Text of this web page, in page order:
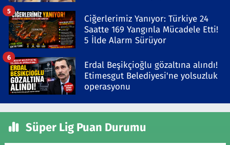
Ciğerlerimiz Yanıyor: Türkiye 24
Saatte 169 Yangınla Mücadele Etti!
5 İlde Alarm Sürüyor
5
Erdal Beşikçioğlu gözaltına alındı!
Etimesgut Belediyesi'ne yolsuzluk
operasyonu
6
Süper Lig Puan Durumu